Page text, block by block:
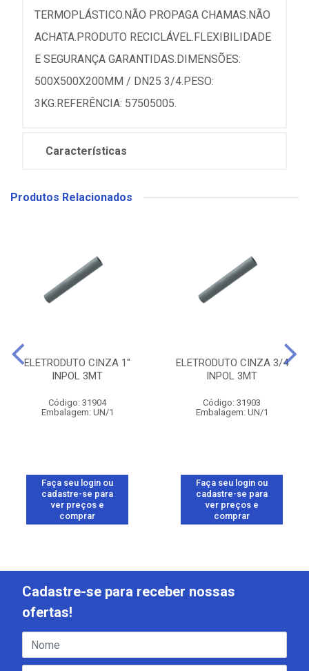
TERMOPLÁSTICO.NÃO PROPAGA CHAMAS.NÃO
ACHATA.PRODUTO RECICLÁVEL.FLEXIBILIDADE
E SEGURANÇA GARANTIDAS.DIMENSÕES:
500X500X200MM / DN25 3/4.PESO:
3KG.REFERÊNCIA: 57505005.
Características
Produtos Relacionados
ELETRODUTO CINZA 1''
INPOL 3MT
Código: 31904
Embalagem: UN/1
Faça seu login ou
cadastre-se para
ver preços e
comprar
ELETRODUTO CINZA 3/4
INPOL 3MT
Código: 31903
Embalagem: UN/1
Faça seu login ou
cadastre-se para
ver preços e
comprar
Cadastre-se para receber nossas
ofertas!